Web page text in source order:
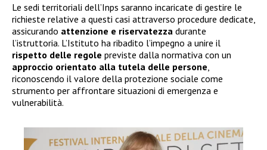
Le sedi territoriali dell’Inps saranno incaricate di gestire le
richieste relative a questi casi attraverso procedure dedicate,
assicurando attenzione e riservatezza durante
l’istruttoria. L’Istituto ha ribadito l’impegno a unire il
rispetto delle regole previste dalla normativa con un
approccio orientato alla tutela delle persone
riconoscendo il valore della protezione sociale come
strumento per affrontare situazioni di emergenza e
vulnerabilità.